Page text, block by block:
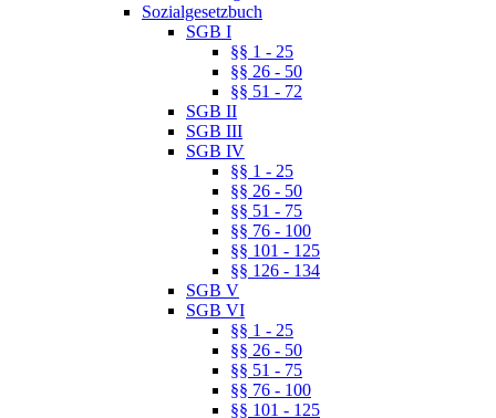
Sozialgesetzbuch
SGB I
§§ 1 - 25
§§ 26 - 50
§§ 51 - 72
SGB II
SGB III
SGB IV
§§ 1 - 25
§§ 26 - 50
§§ 51 - 75
§§ 76 - 100
§§ 101 - 125
§§ 126 - 134
SGB V
SGB VI
§§ 1 - 25
§§ 26 - 50
§§ 51 - 75
§§ 76 - 100
§§ 101 - 125